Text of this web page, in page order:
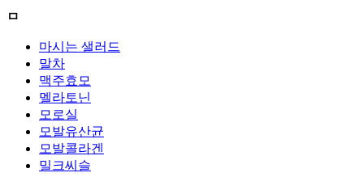
ㅁ
마시는 샐러드
말차
맥주효모
멜라토닌
모로실
모발유산균
모발콜라겐
밀크씨슬